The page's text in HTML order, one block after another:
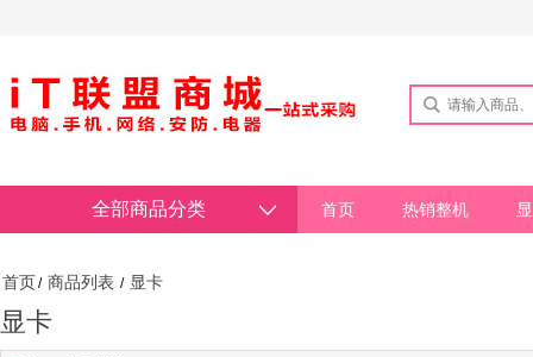
全部商品分类 首页 热销整机
首页 / 商品列表 / 显卡
显卡